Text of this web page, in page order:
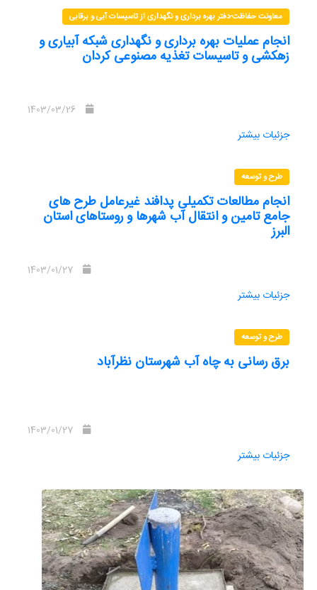
معاونت حفاظت-دفتر بهره برداری و نگهداری از تاسیسات آبی و برقابی
انجام عملیات بهره برداری و نگهداری شبکه آبیاری و
زهکشی و تاسیسات تغذیه مصنوعی کردان
جزئیات بیشتر
طرح و توسعه
انجام مطالعات تکمیلی پدافند غیرعامل طرح های
جامع تامین و انتقال آب شهرها و روستاهای استان
البرز
جزئیات بیشتر
طرح و توسعه
برق رسانی به چاه آب شهرستان نظرآباد
جزئیات بیشتر